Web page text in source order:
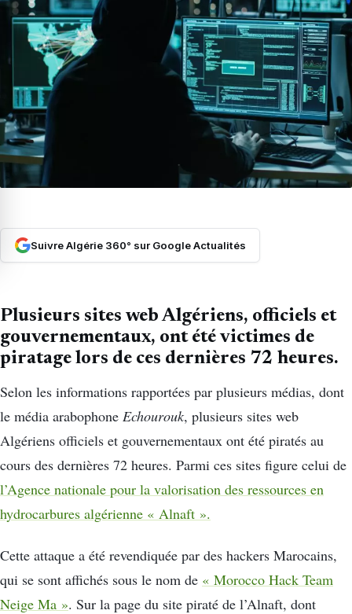
Suivre Algérie 360° sur Google Actualités
Plusieurs sites web Algériens, officiels et
gouvernementaux, ont été victimes de
piratage lors de ces dernières 72 heures.
Selon les informations rapportées par plusieurs médias, dont
le média arabophone Echourouk, plusieurs sites web
Algériens officiels et gouvernementaux ont été piratés au
cours des dernières 72 heures. Parmi ces sites figure celui de
l’Agence nationale pour la valorisation des ressources en
hydrocarbures algérienne « Alnaft ».
Cette attaque a été revendiquée par des hackers Marocains,
qui se sont affichés sous le nom de « Morocco Hack Team
Neige Ma ». Sur la page du site piraté de l’Alnaft, dont